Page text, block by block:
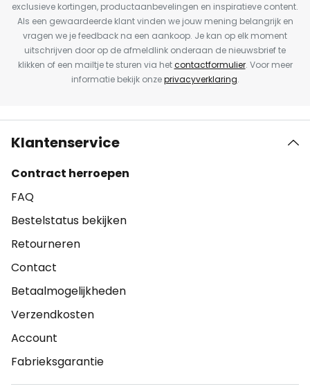
exclusieve kortingen, productaanbevelingen en inspiratieve content.
Als een gewaardeerde klant vinden we jouw mening belangrijk en
vragen we je feedback na een aankoop. Je kan op elk moment
uitschrijven door op de afmeldlink onderaan de nieuwsbrief te
klikken of een mailtje te sturen via hetcontactformulier. Voor meer
informatie bekijk onzeprivacyverklaring.
Klantenservice
Contract herroepen
FAQ
Bestelstatus bekijken
Retourneren
Contact
Betaalmogelijkheden
Verzendkosten
Account
Fabrieksgarantie